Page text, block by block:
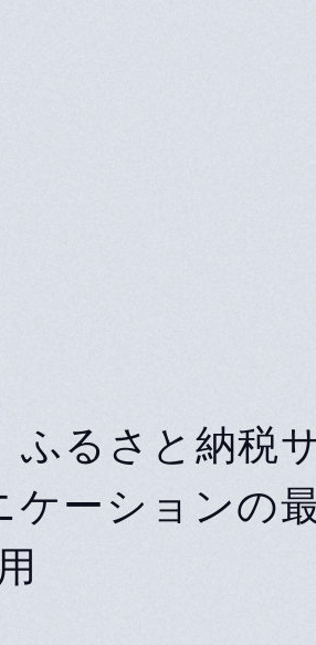
ふるさと納税
ケーションの